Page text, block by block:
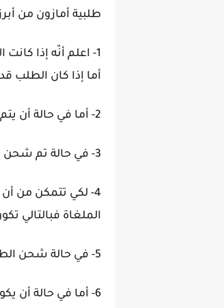
طلبية أمازون من
أما إذا كان الطلب
2- أما في حالة أن يتم بيع السلعة وشحنها من خلال بائع في السوق فيتم إلغاؤها في أي وقت وذلك قبل أن يتم الشحن.
3- في حالة تم شحن الطلب بالفعل فيكون من الصعب توفير خيار إلغاء طلب أمازون.
4- لكي تتمكن من
الملغاة فبالتالي
5- في حالة شحن الطلب من أمازون ولم تتمكن من تعديله فيمكن أن ترفض الطرد وترجعه من خلال اللجوء إلى مركز الإرجاع.
6- أما في حالة أن يكون الطلب تم شحنه مباشرة من البائع وعدم التمكن من تعديله فيجب التواصل مباشرة مع البائع.